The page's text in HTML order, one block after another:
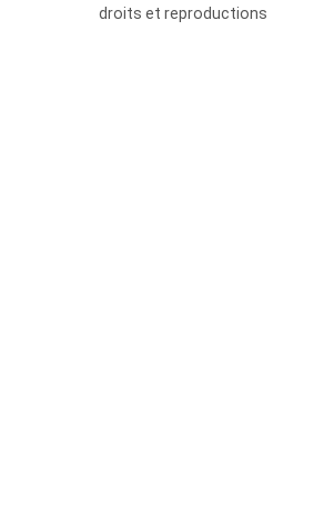
droits et reproductions